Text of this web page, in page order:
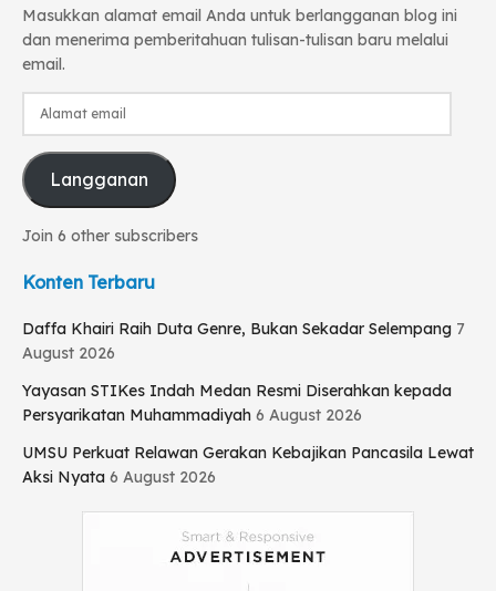
Masukkan alamat email Anda untuk berlangganan blog ini
dan menerima pemberitahuan tulisan-tulisan baru melalui
email.
Alamat
Langganan
Join 6 other subscribers
Konten Terbaru
Daffa Khairi Raih Duta Genre, Bukan Sekadar Selempang 7
August 2026
Yayasan STIKes Indah Medan Resmi Diserahkan kepada
Persyarikatan Muhammadiyah 6 August 2026
UMSU Perkuat Relawan Gerakan Kebajikan Pancasila Lewat
Aksi Nyata 6 August 2026